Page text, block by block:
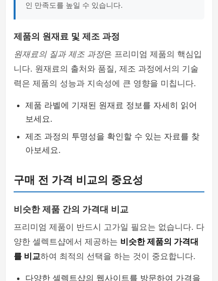
인 만족도를 높일 수 있습니다.
제품의 원재료 및 제조 과정
원재료의 질과 제조 과정은 프리미엄 제품의 핵심입
니다. 원재료의 출처와 품질, 제조 과정에서의 기술
력은 제품의 성능과 지속성에 큰 영향을 미칩니다.
제품 라벨에 기재된 원재료 정보를 자세히 읽어
보세요.
제조 과정의 투명성을 확인할 수 있는 자료를 찾
아보세요.
구매 전 가격 비교의 중요성
비슷한 제품 간의 가격대 비교
프리미엄 제품이 반드시 고가일 필요는 없습니다. 다
양한 셀렉트샵에서 제공하는 비슷한 제품의 가격대
를 비교하여 최적의 선택을 하는 것이 중요합니다.
다양한 셀렉트샵의 웹사이트를 방문하여 가격을